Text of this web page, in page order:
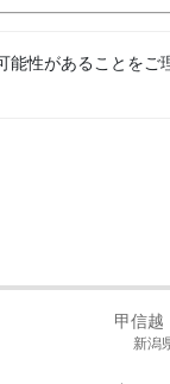
能性があることをご
甲信越
新潟